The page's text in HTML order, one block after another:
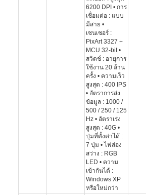
6200 DPI • การ
เชื่อมต่อ : แบบ
มีสาย •
เซนเซอร์ :
PixArt 3327 +
MCU 32-bit •
สวิตช์ : อายุการ
ใช้งาน 20 ล้าน
ครั้ง • ความเร็ว
สูงสุด : 400 IPS
• อัตราการส่ง
ข้อมูล : 1000 /
500 / 250 / 125
Hz • อัตราเร่ง
สูงสุด : 40G •
ปุ่มที่ตั้งค่าได้ :
7 ปุ่ม • ไฟส่อง
สว่าง : RGB
LED • ความ
เข้ากันได้ :
Windows XP
หรือใหม่กว่า